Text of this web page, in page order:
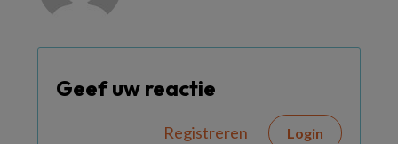
Geef uw reactie
Registreren Login